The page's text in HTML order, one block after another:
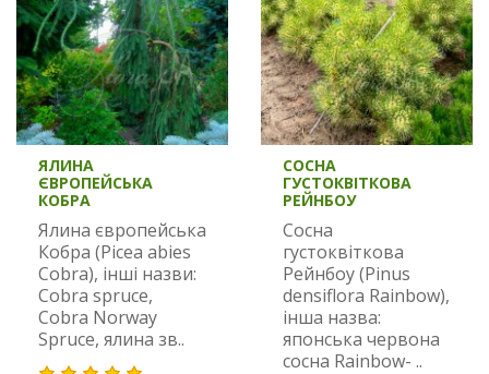
ЯЛИНА
ЄВРОПЕЙСЬКА
КОБРА
Ялина європейська
Кобра (Picea abies
Cobra), інші назви:
Cobra spruce,
Cobra Norway
Spruce, ялина зв..
СОСНА
ГУСТОКВІТКОВА
РЕЙНБОУ
Сосна
густоквіткова
Рейнбоу (Pinus
densiflora Rainbow),
інша назва:
японська червона
сосна Rainbow- ..